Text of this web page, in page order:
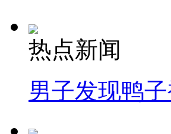
热点新闻
男子发现鸭